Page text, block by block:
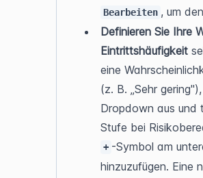
Bearbeiten , um
Definieren Sie Ihre
Eintrittshäufigkeit
eine
(z. B. „Sehr
Dropdown aus und
+ -Symbol am
hinzuzufügen. Eine